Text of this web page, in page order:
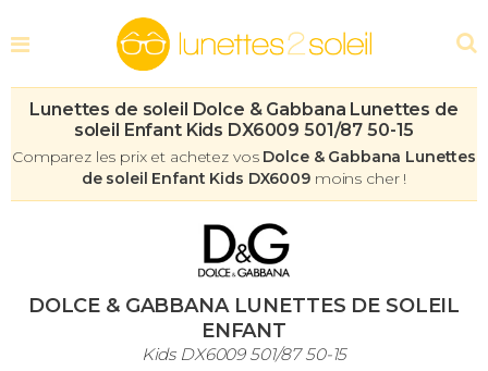
Lunettes de soleil Dolce & Gabbana Lunettes de
soleil Enfant Kids DX6009 501/87 50-15
Comparez les prix et achetez vos Dolce & Gabbana Lunettes
de soleil Enfant Kids DX6009moins cher !
DOLCE & GABBANA LUNETTES DE SOLEIL
ENFANT
Kids DX6009 501/87 50-15